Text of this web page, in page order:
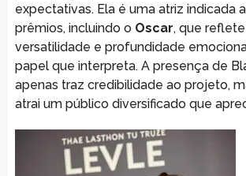
expectativas. Ela é uma atriz indicada
prêmios, incluindo o Oscar, que
versatilidade e profundidade
papel que interpreta. A presença de
apenas traz credibilidade ao projeto,
atrai um público diversificado que